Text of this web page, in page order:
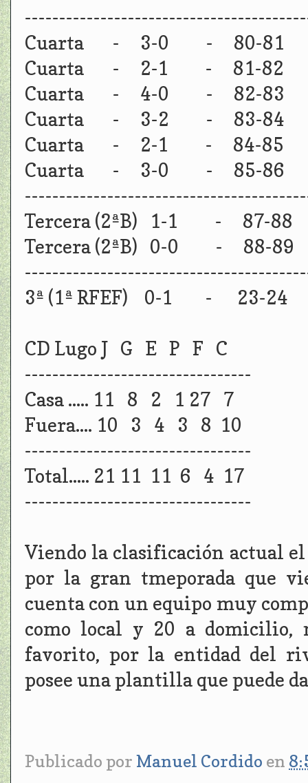
Cuarta - 3-0 - 80-
Cuarta - 2-1 - 81-
Cuarta - 4-0 - 82-
Cuarta - 3-2 - 83-
Cuarta - 2-1 - 84-
Cuarta - 3-0 - 85-
Tercera (2ªB) 1-1 - 87-
Tercera (2ªB) 0-0 - 88-
3ª (1ª RFEF) 0-1 - 23-
CD Lugo J G E P F C
---------------------------------
Casa ..... 11 8 2 1 27 7
Fuera.... 10 3 4 3 8 10
---------------------------------
Total..... 21 11 11 6 4 17
---------------------------------
Viendo la clasificación actual
por la gran tmeporada que
cuenta con un equipo muy
como local y 20 a domicilio,
favorito, por la entidad del
posee una plantilla que puede
Publicado por Manuel Cordido en